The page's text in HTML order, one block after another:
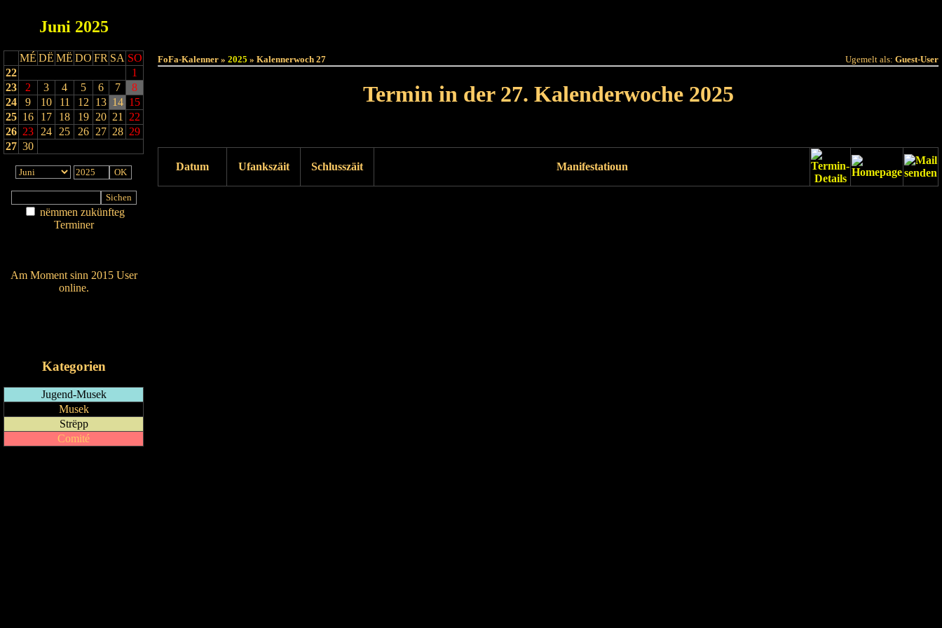
Juni 2025
MÉ DË MË DO FR SA SO
22
1
23
2 3 4 5 6 7
8
24
9 10 11 12 13 14 15
25 16 17 18 19 20 21
22
26 23 24 25 26 27 28 29
27 30
nëmmen zukünfteg
Terminer
Am Moment sinn 2015 User
online.
Kategorien
Jugend-Musek
Musek
Strëpp
Comité
FoFa-Kalenner » 2025 » Kalennerwoch 27 Ugemelt als: Guest-User
Termin in der 27. Kalenderwoche 2025
Datum Ufankszäit Schlusszäit Manifestatioun